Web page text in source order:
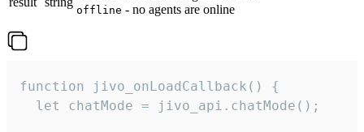
offline - no agents are online
function jivo_onLoadCallback() {
  let chatMode = jivo_api.chatMode();